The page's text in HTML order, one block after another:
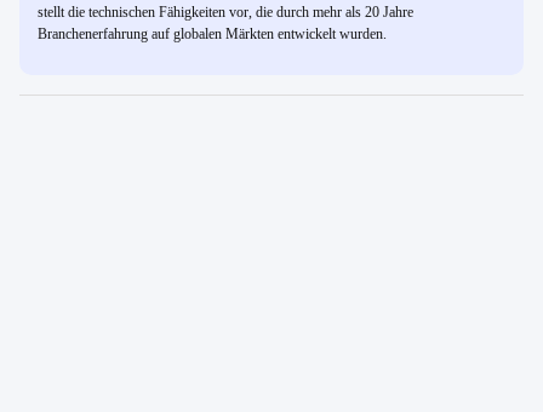
stellt die technischen Fähigkeiten vor, die durch mehr als 20 Jahre
Branchenerfahrung auf globalen Märkten entwickelt wurden.